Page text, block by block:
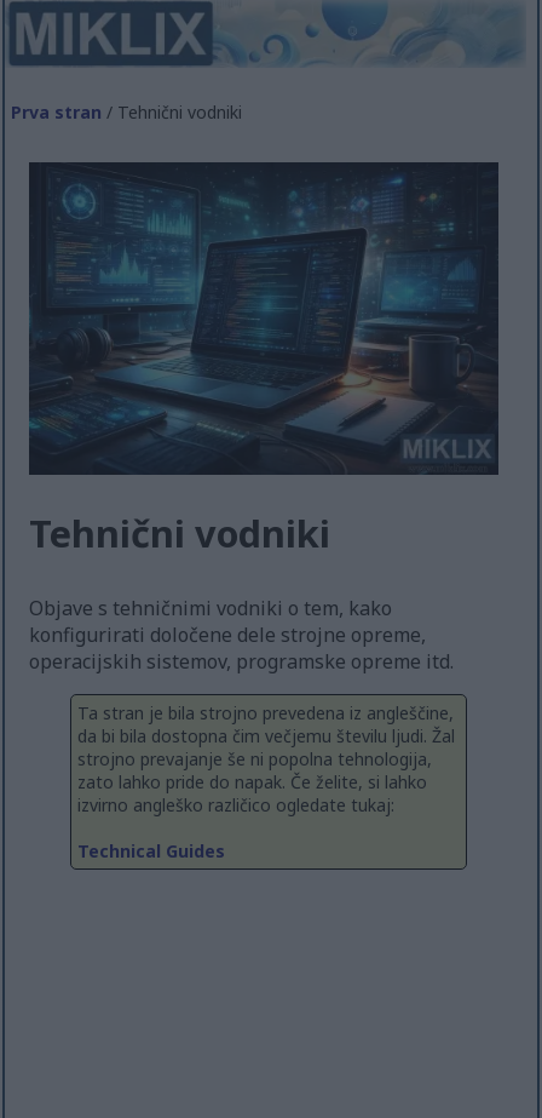
Prva stran / Tehnični vodniki
Tehnični vodniki
Objave s tehničnimi vodniki o tem, kako
konfigurirati določene dele strojne opreme,
operacijskih sistemov, programske opreme itd.
Ta stran je bila strojno prevedena iz angleščine,
da bi bila dostopna čim večjemu številu ljudi. Žal
strojno prevajanje še ni popolna tehnologija,
zato lahko pride do napak. Če želite, si lahko
izvirno angleško različico ogledate tukaj:
Technical Guides